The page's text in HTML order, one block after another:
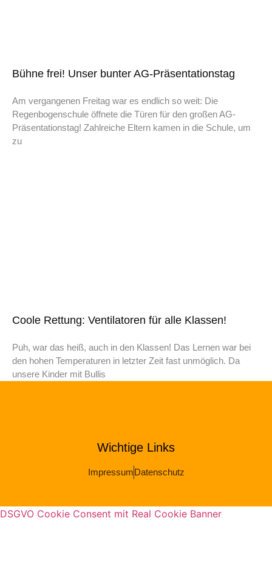
Bühne frei! Unser bunter AG-Präsentationstag
Am vergangenen Freitag war es endlich so weit: Die
Regenbogenschule öffnete die Türen für den großen AG-
Präsentationstag! Zahlreiche Eltern kamen in die Schule, um
zu
Coole Rettung: Ventilatoren für alle Klassen!
Puh, war das heiß, auch in den Klassen! Das Lernen war bei
den hohen Temperaturen in letzter Zeit fast unmöglich. Da
unsere Kinder mit Bullis
Wichtige Links
ImpressumDatenschutz
DSGVO Cookie Consent mit Real Cookie Banner